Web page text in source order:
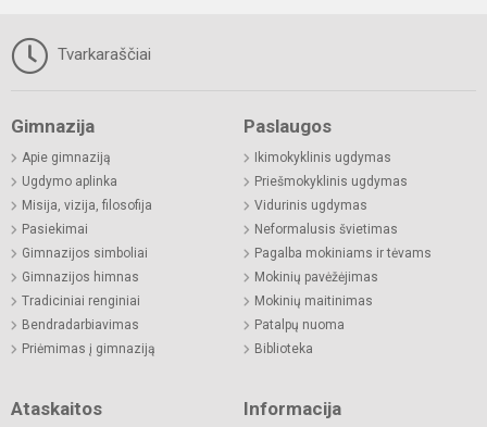
Tvarkaraščiai
Gimnazija
Apie gimnaziją
Ugdymo aplinka
Misija, vizija, filosofija
Pasiekimai
Gimnazijos simboliai
Gimnazijos himnas
Tradiciniai renginiai
Bendradarbiavimas
Priėmimas į gimnaziją
Paslaugos
Ikimokyklinis ugdymas
Priešmokyklinis ugdymas
Vidurinis ugdymas
Neformalusis švietimas
Pagalba mokiniams ir tėvams
Mokinių pavėžėjimas
Mokinių maitinimas
Patalpų nuoma
Biblioteka
Ataskaitos Informacija